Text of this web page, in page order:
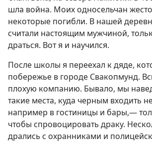
шла война. Моих односельчан
некоторые погибли. В нашей
считали настоящим мужчиной,
драться. Вот я и научился.
После школы я переехал к дяде,
побережье в городе Свакопмунд.
плохую компанию. Бывало, мы
такие места, куда черным входить
например в гостиницы и бары,—
чтобы спровоцировать драку.
дрались с охранниками и